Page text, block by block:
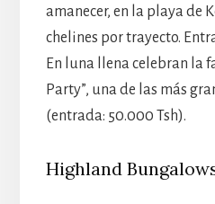
amanecer, en la playa de
chelines por trayecto.
En luna llena celebran la
Party”, una de las más
(entrada: 50.000 Tsh).
Highland